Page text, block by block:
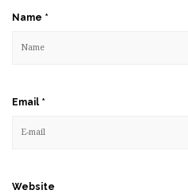
Name *
Email *
Website